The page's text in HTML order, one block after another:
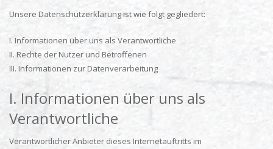
Unsere Datenschutzerklärung ist wie folgt gegliedert:
I. Informationen über uns als Verantwortliche
II. Rechte der Nutzer und Betroffenen
III. Informationen zur Datenverarbeitung
I. Informationen über uns als
Verantwortliche
Verantwortlicher Anbieter dieses Internetauftritts im